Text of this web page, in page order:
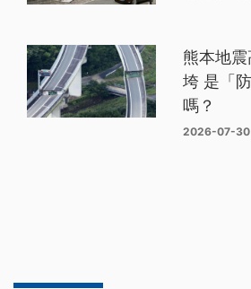
熊本地
垮 是「
嗎？
2026-07-30